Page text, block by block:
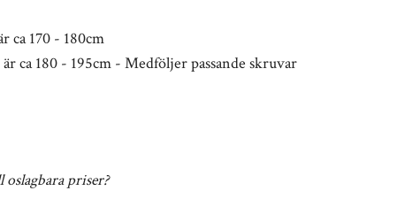
ca 170 - 180cm
ca 180 - 195cm - Medföljer passande skruvar
priser?